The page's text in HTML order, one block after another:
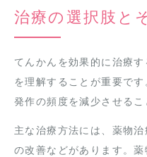
治療の選択肢と
てんかんを効果的に治療
を理解することが重要で
発作の頻度を減少させるこ
主な治療方法には、薬物
の改善などがあります。